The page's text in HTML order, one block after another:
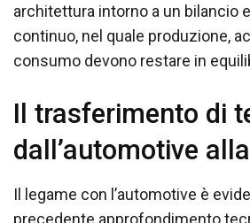
architettura intorno a un bilancio
continuo, nel quale produzione,
consumo devono restare in
Il trasferimento di
dall’automotive
Il legame con l’automotive è
precedente approfondimento